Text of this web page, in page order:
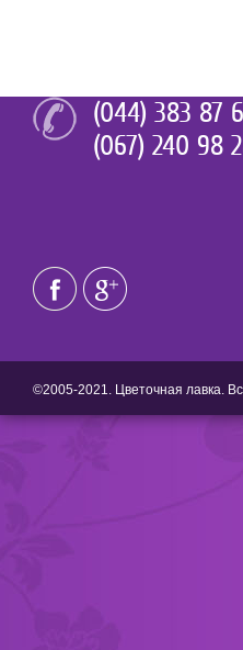
(044) 383 87
(067) 240 98
©2005-2021. Цветочная лавка.